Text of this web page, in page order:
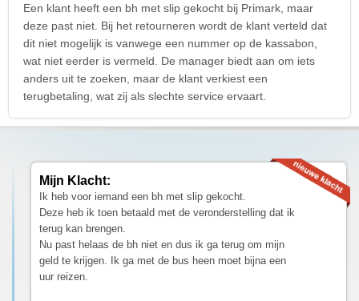
Een klant heeft een bh met slip gekocht bij Primark, maar
deze past niet. Bij het retourneren wordt de klant verteld dat
dit niet mogelijk is vanwege een nummer op de kassabon,
wat niet eerder is vermeld. De manager biedt aan om iets
anders uit te zoeken, maar de klant verkiest een
terugbetaling, wat zij als slechte service ervaart.
Mijn Klacht:
Ik heb voor iemand een bh met slip gekocht.
Deze heb ik toen betaald met de veronderstelling dat ik
terug kan brengen.
Nu past helaas de bh niet en dus ik ga terug om mijn
geld te krijgen. Ik ga met de bus heen moet bijna een
uur reizen.